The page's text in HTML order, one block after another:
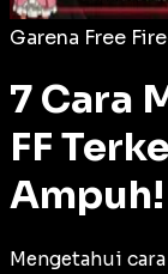
Garena Free Fire
7 Cara
FF
Ampuh!
Mengetahui